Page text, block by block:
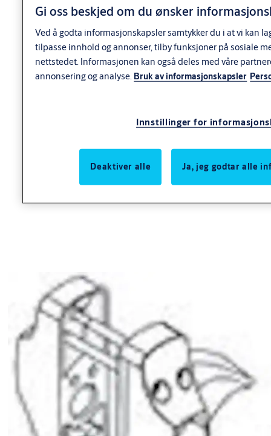
Til smalproﬁllås 1380, 1385 og 13585.
Skiltet er laget av Zink og er beregnet for innvendig montasje
sammen med utvendig oval sylinder.
Etterbestillig av plastkopp på art. nr: 7411212
Varianter
Produkt
Produkt-ID
88362/S3FKR NØDUTSTYR KOMPLETT
(SETT) 358068100011
Gi oss beskjed om du ønsker
Ved å godta informasjonskapsler samtykker du i at vi kan
tilpasse innhold og annonser, tilby funksjoner på sosiale
nettstedet. Informasjonen kan også deles med våre
annonsering og analyse. Bruk av informasjonskapsler
Innstillinger for
Deaktiver alle Ja, jeg godtar alle